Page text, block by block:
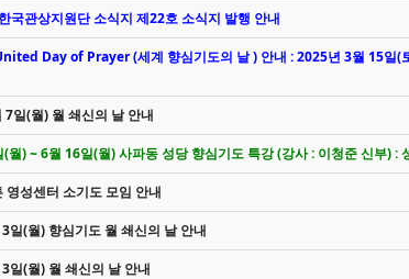
국관상지원단 소식지 제22호 소식지 발행 안내
Day of Prayer (세계 향심기도의 날 ) 안내 : 2025년 3월 15일(
일(월) 월 쇄신의 날 안내
월) ~ 6월 16일(월) 사파동 성당 향심기도 특강 (강사 : 이청준 신부) :
영성센터 소기도 모임 안내
일(월) 향심기도 월 쇄신의 날 안내
일(월) 월 쇄신의 날 안내